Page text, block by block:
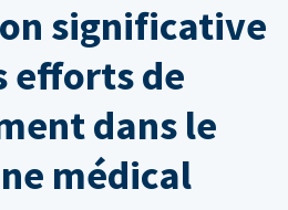
significative
efforts de
dans le
médical